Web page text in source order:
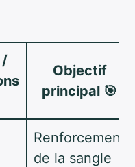
/
Objectif
principal 🎯
Renforcement
de la sangle